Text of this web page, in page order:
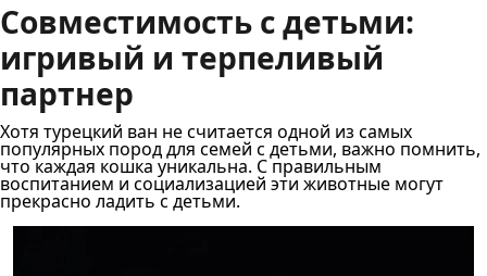
Совместимость с детьми:
игривый и терпеливый
партнер
Хотя турецкий ван не считается одной из самых
популярных пород для семей с детьми, важно помнить,
что каждая кошка уникальна. С правильным
воспитанием и социализацией эти животные могут
прекрасно ладить с детьми.